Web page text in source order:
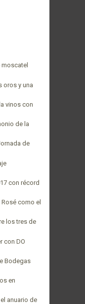
oros y una
vinos con
de la
de
con récord
como el
los tres de
con DO
Bodegas
en
anuario de